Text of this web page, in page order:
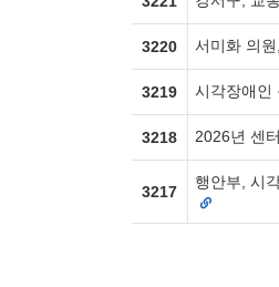
3220 서미화 의
3219 시각장애인
3218 2026년 센
3217
행안부, 시